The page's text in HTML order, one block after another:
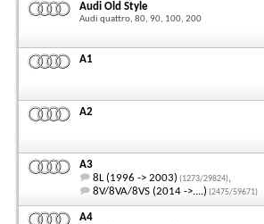
Audi Old Style
Audi quattro, 80, 90, 100, 200
A1
A2
A3
8L (1996 -> 2003) (1273/29824),
8V/8VA/8VS (2014 ->....) (2475/59671)
A4